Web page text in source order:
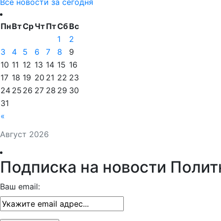
Все новости за сегодня
Август 2026
ПнВтСрЧтПтСбВс
«
1
2
3
4 5 6 7 8
9
10 11 12 13 14 15 16
17 18 19 20 21 22 23
24 25 26 27 28 29 30
31
Подписка на новости
Ваш email: